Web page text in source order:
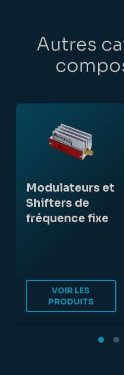
Autres
Modulateurs et
Shifters de
fréquence fixe
VOIR LES
PRODUITS